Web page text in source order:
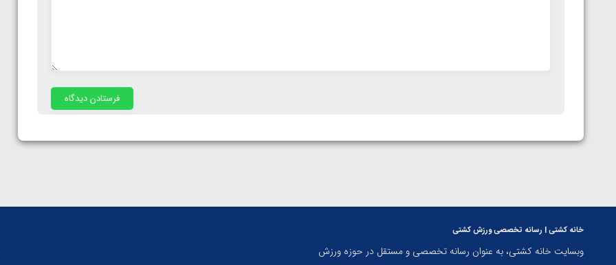
خانه کشتی | رسانه تخصصی ورزش کشتی
وبسایت خانه کشتی، به عنوان رسانه تخصصی و مستقل در حوزه ورزش